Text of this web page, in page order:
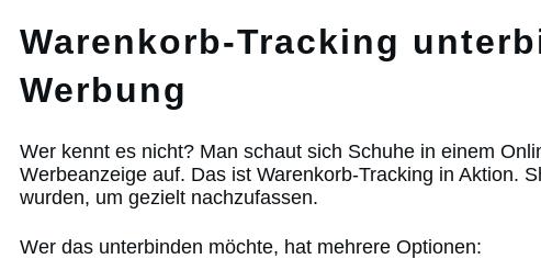
Warenkorb-Tracking
Werbung
Wer kennt es nicht? Man schaut sich Schuhe in einem
Werbeanzeige auf. Das ist Warenkorb-Tracking in Aktion.
wurden, um gezielt nachzufassen.
Wer das unterbinden möchte, hat mehrere Optionen: